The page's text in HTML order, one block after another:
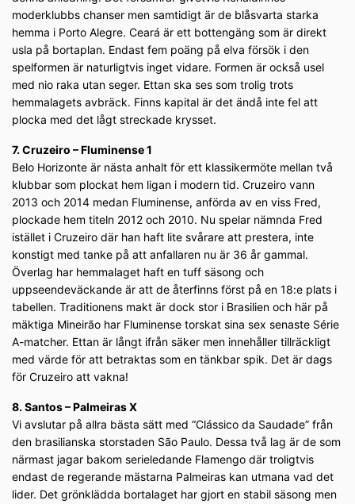
moderklubbs chanser men samtidigt är de blåsvarta starka
hemma i Porto Alegre. Ceará är ett bottengäng som är direkt
usla på bortaplan. Endast fem poäng på elva försök i den
spelformen är naturligtvis inget vidare. Formen är också usel
med nio raka utan seger. Ettan ska ses som trolig trots
hemmalagets avbräck. Finns kapital är det ändå inte fel att
plocka med det lågt streckade krysset.
7. Cruzeiro – Fluminense 1
Belo Horizonte är nästa anhalt för ett klassikermöte mellan två
klubbar som plockat hem ligan i modern tid. Cruzeiro vann
2013 och 2014 medan Fluminense, anförda av en viss Fred,
plockade hem titeln 2012 och 2010. Nu spelar nämnda Fred
istället i Cruzeiro där han haft lite svårare att prestera, inte
konstigt med tanke på att anfallaren nu är 36 år gammal.
Överlag har hemmalaget haft en tuff säsong och
uppseendeväckande är att de återfinns först på en 18:e plats i
tabellen. Traditionens makt är dock stor i Brasilien och här på
mäktiga Mineirão har Fluminense torskat sina sex senaste Série
A-matcher. Ettan är långt ifrån säker men innehåller tillräckligt
med värde för att betraktas som en tänkbar spik. Det är dags
för Cruzeiro att vakna!
8. Santos – Palmeiras X
Vi avslutar på allra bästa sätt med “Clássico da Saudade” från
den brasilianska storstaden São Paulo. Dessa två lag är de som
närmast jagar bakom serieledande Flamengo där troligtvis
endast de regerande mästarna Palmeiras kan utmana vad det
lider. Det grönklädda bortalaget har gjort en stabil säsong men